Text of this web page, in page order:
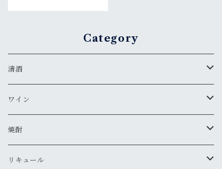
Category
清酒
MIYASAKA
真澄
夜明け前
ワイン
ドメーヌ・コーセイ
安曇野ワイナリー
焼酎
千曲錦・帰山
リキュール